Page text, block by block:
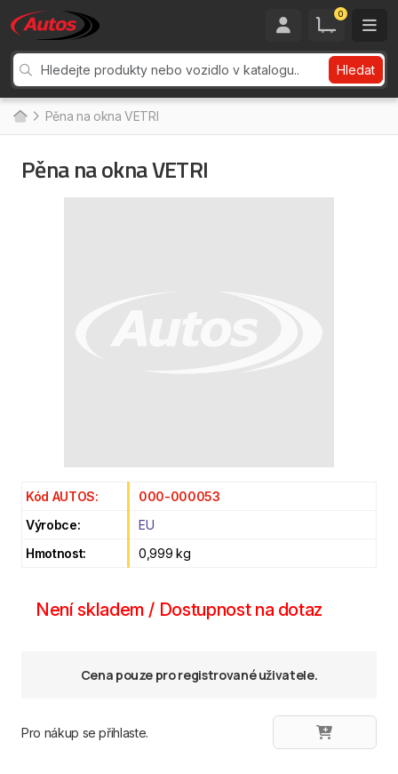
0
Hledat
Pěna na okna VETRI
Pěna na okna VETRI
Kód AUTOS:
000-000053
Výrobce:
EU
Hmotnost:
0,999 kg
Není skladem / Dostupnost na dotaz
Cena pouze pro registrované uživatele.
Pro nákup se přihlaste.